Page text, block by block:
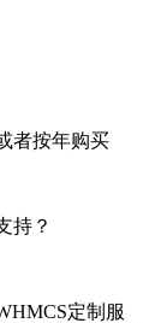
者按年购买
持？
定制服